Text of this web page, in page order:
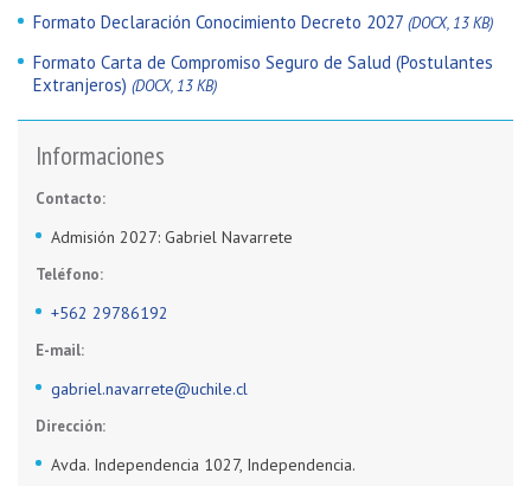
Formato Declaración Conocimiento Decreto 2027 (DOCX, 13 KB)
Formato Carta de Compromiso Seguro de Salud (Postulantes
Extranjeros) (DOCX, 13 KB)
Informaciones
Contacto:
Admisión 2027: Gabriel Navarrete
Teléfono:
+562 29786192
E-mail:
gabriel.navarrete@uchile.cl
Dirección:
Avda. Independencia 1027, Independencia.